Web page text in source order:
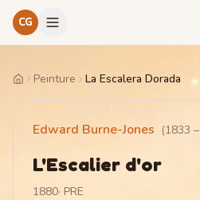
CG
HomePeinture La Escalera Dorada
Edward Burne-Jones (1833 –
L'Escalier d'or
1880· PRE